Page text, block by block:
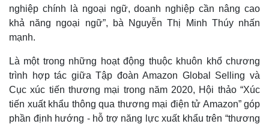
nghiệp chính là ngoại ngữ, doanh nghiệp cần nâng cao
khả năng ngoại ngữ”, bà Nguyễn Thị Minh Thúy nhấn
mạnh.
Là một trong những hoạt động thuộc khuôn khổ chương
trình hợp tác giữa Tập đoàn Amazon Global Selling và
Cục xúc tiến thương mại trong năm 2020, Hội thảo “Xúc
tiến xuất khẩu thông qua thương mại điện tử Amazon” góp
phần định hướng - hỗ trợ năng lực xuất khẩu trên “thương